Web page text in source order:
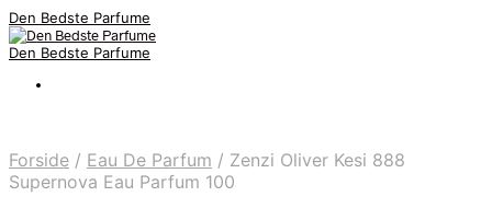
Den Bedste Parfume
Den Bedste Parfume
Forside / Eau De Parfum / Zenzi Oliver Kesi 888
Supernova Eau Parfum 100